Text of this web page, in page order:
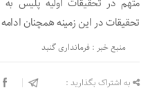
تحقیقات در این زمینه همچنان
منبع خبر : فرمانداری گنبد
به اشتراک بگذارید :